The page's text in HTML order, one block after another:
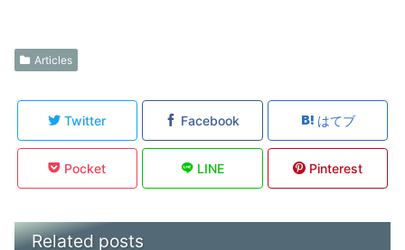
Articles
Twitter Facebook はてブ
Pocket LINE Pinterest
Related posts